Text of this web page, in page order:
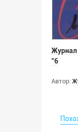
Журнал
"6
Автор: